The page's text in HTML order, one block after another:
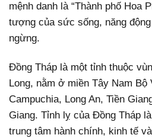
mệnh danh là “Thành phố Hoa
tượng của sức sống, năng
ngừng.
Đồng Tháp là một tỉnh thuộc
Long, nằm ở miền Tây Nam
Campuchia, Long An, Tiền
Giang. Tỉnh lỵ của Đồng Tháp
trung tâm hành chính, kinh tế